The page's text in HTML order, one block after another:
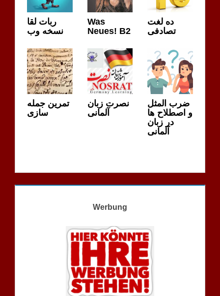
ربات لقا
نسخه وب
Was
Neues! B2
ده لغت
تصادفی
تمرین جمله
سازی
نصرت زبان
آلمانی
ضرب المثل
و اصطلاح ها
در زبان
آلمانی
Werbung